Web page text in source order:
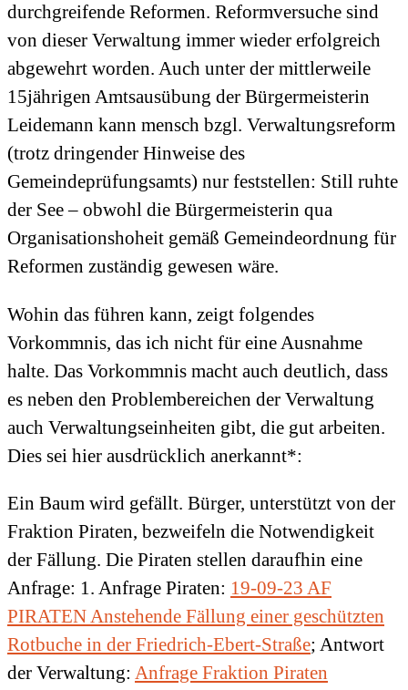
durchgreifende Reformen. Reformversuche sind
von dieser Verwaltung immer wieder erfolgreich
abgewehrt worden. Auch unter der mittlerweile
15jährigen Amtsausübung der Bürgermeisterin
Leidemann kann mensch bzgl. Verwaltungsreform
(trotz dringender Hinweise des
Gemeindeprüfungsamts) nur feststellen: Still ruhte
der See – obwohl die Bürgermeisterin qua
Organisationshoheit gemäß Gemeindeordnung für
Reformen zuständig gewesen wäre.
Wohin das führen kann, zeigt folgendes
Vorkommnis, das ich nicht für eine Ausnahme
halte. Das Vorkommnis macht auch deutlich, dass
es neben den Problembereichen der Verwaltung
auch Verwaltungseinheiten gibt, die gut arbeiten.
Dies sei hier ausdrücklich anerkannt*:
Ein Baum wird gefällt. Bürger, unterstützt von der
Fraktion Piraten, bezweifeln die Notwendigkeit
der Fällung. Die Piraten stellen daraufhin eine
Anfrage: 1. Anfrage Piraten: 19-09-23 AF
PIRATEN Anstehende Fällung einer geschützten
Rotbuche in der Friedrich-Ebert-Straße; Antwort
der Verwaltung: Anfrage Fraktion Piraten